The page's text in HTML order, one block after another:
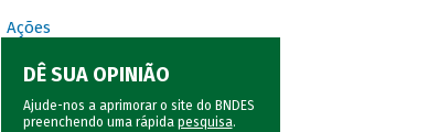
Ações
DÊ SUA OPINIÃO
Ajude-nos a aprimorar o site do BNDES
preenchendo uma rápida pesquisa.